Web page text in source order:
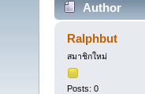
Author
Ralphbut
สมาชิกใหม่
Posts: 0